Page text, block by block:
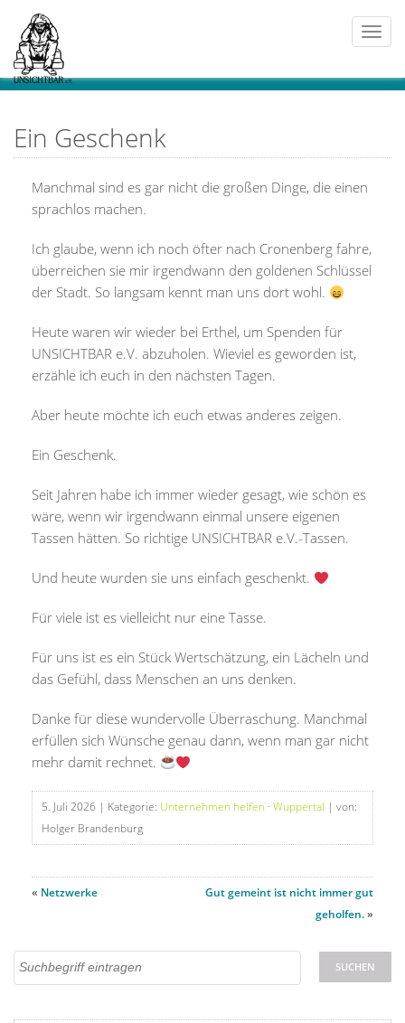
Ein Geschenk
Manchmal sind es gar nicht die großen Dinge, die einen
sprachlos machen.
Ich glaube, wenn ich noch öfter nach Cronenberg fahre,
überreichen sie mir irgendwann den goldenen Schlüssel
der Stadt. So langsam kennt man uns dort wohl.
Heute waren wir wieder bei Erthel, um Spenden für
UNSICHTBAR e.V. abzuholen. Wieviel es geworden ist,
erzähle ich euch in den nächsten Tagen.
Aber heute möchte ich euch etwas anderes zeigen.
Ein Geschenk.
Seit Jahren habe ich immer wieder gesagt, wie schön es
wäre, wenn wir irgendwann einmal unsere eigenen
Tassen hätten. So richtige UNSICHTBAR e.V.-Tassen.
Und heute wurden sie uns einfach geschenkt.
Für viele ist es vielleicht nur eine Tasse.
Für uns ist es ein Stück Wertschätzung, ein Lächeln und
das Gefühl, dass Menschen an uns denken.
Danke für diese wundervolle Überraschung. Manchmal
erfüllen sich Wünsche genau dann, wenn man gar nicht
mehr damit rechnet.
5. Juli 2026 | Kategorie: Unternehmen helfen · Wuppertal | von:
Holger Brandenburg
« Netzwerke
Gut gemeint ist nicht immer gut
geholfen.»